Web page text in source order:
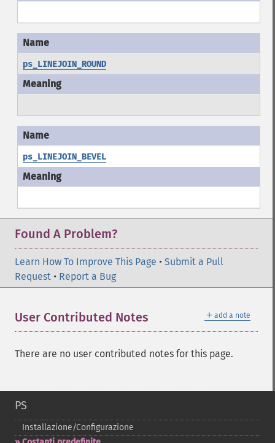
ps_LINEJOIN_ROUND
ps_LINEJOIN_BEVEL
Found A Problem?
Learn How To Improve This Page • Submit a Pull
Request • Report a Bug
＋ add a note
User Contributed Notes
There are no user contributed notes for this page.
PS
Installazione/Configurazione